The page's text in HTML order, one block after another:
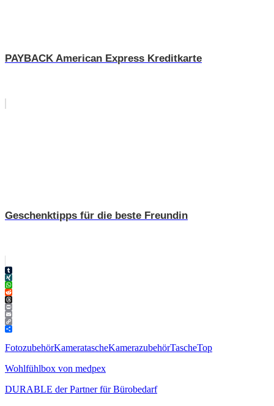
PAYBACK American Express Kreditkarte
Geschenktipps für die beste Freundin
Tumblr
XING
WhatsApp
Reddit
Threads
Print
Email
Copy
Link
Teilen
FotozubehörKameratascheKamerazubehörTascheTop
Wohlfühlbox von medpex
DURABLE der Partner für Bürobedarf